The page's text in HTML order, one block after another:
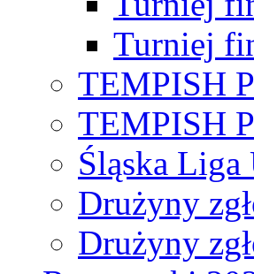
Turniej
TEMPISH
TEMPISH
Śląska
Drużyny
Drużyny